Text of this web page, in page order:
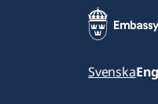
Svenska